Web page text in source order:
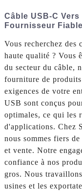
Câble USB-C
Fournisseur
Vous recherchez
haute qualité ? Vous
du secteur du câble,
fourniture de
exigences de votre
USB sont conçus
optimales, ce qui les
d'applications. Chez
nous sommes fiers
et vente. Notre
confiance à nos
gros. Nous
usines et les